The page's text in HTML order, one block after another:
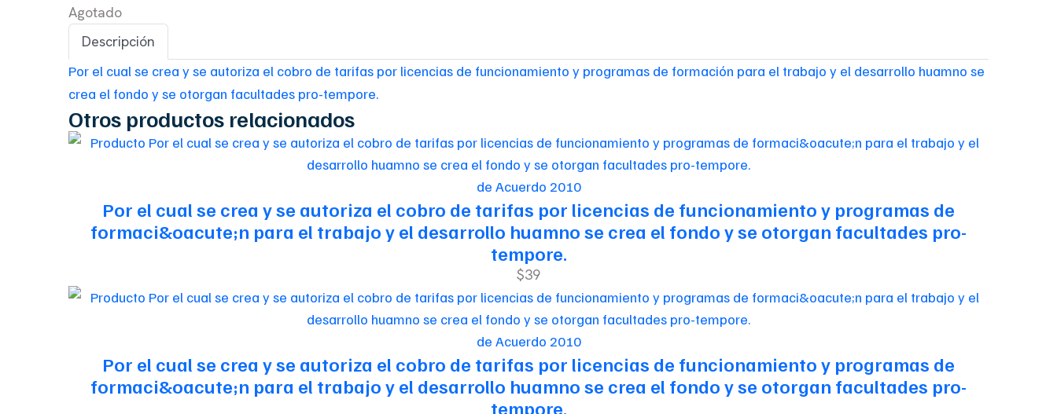
Agotado
Descripción
Por el cual se crea y se autoriza el cobro de tarifas por licencias de funcionamiento y programas de formación para el trabajo y el desarrollo huamno se
crea el fondo y se otorgan facultades pro-tempore.
Otros productos relacionados
de Acuerdo 2010
Por el cual se crea y se autoriza el cobro de tarifas por licencias de funcionamiento y programas de
formaci&oacute;n para el trabajo y el desarrollo huamno se crea el fondo y se otorgan facultades pro-
tempore.
$39
de Acuerdo 2010
Por el cual se crea y se autoriza el cobro de tarifas por licencias de funcionamiento y programas de
formaci&oacute;n para el trabajo y el desarrollo huamno se crea el fondo y se otorgan facultades pro-
tempore.